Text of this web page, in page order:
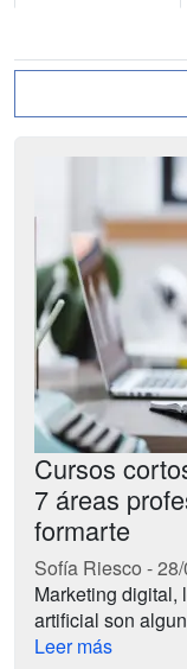
Cursos
7 áreas
formarte
Sofía Riesco -
Marketing
artificial son
Leer más